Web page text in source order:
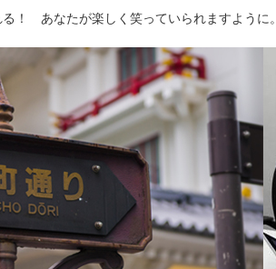
！ あなたが楽しく笑っていられますように。